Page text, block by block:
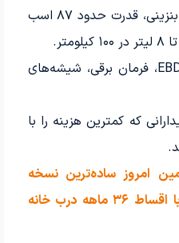
۱۵۰۰ سی‌سی M15 بنزینی، قدرت حدود ۸۷ اسب
سیستم ABS و EBD، فرمان برقی، شیشه‌های
که کمترین هزینه را با
امروز ساده‌ترین نسخه
کوییک را بدون ضامن و با اقساط ۳۶ ماهه درب خانه